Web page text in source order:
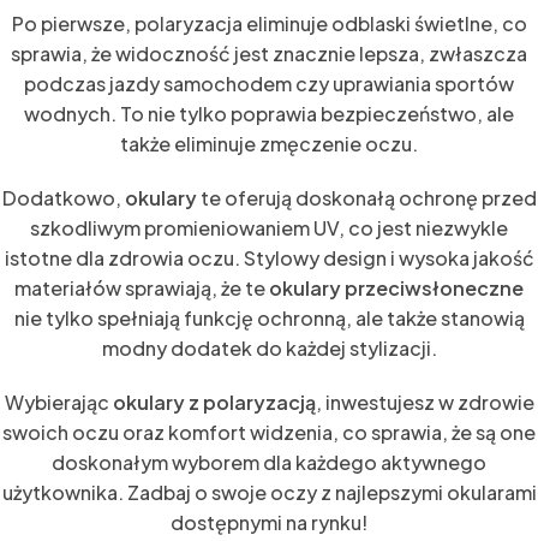
Po pierwsze, polaryzacja eliminuje odblaski świetlne, co
sprawia, że widoczność jest znacznie lepsza, zwłaszcza
podczas jazdy samochodem czy uprawiania sportów
wodnych. To nie tylko poprawia bezpieczeństwo, ale
także eliminuje zmęczenie oczu.
Dodatkowo, okularyte oferują doskonałą ochronę przed
szkodliwym promieniowaniem UV, co jest niezwykle
istotne dla zdrowia oczu. Stylowy design i wysoka jakość
materiałów sprawiają, że teokulary przeciwsłoneczne
nie tylko spełniają funkcję ochronną, ale także stanowią
modny dodatek do każdej stylizacji.
Wybierając okulary z polaryzacją, inwestujesz w zdrowie
swoich oczu oraz komfort widzenia, co sprawia, że są one
doskonałym wyborem dla każdego aktywnego
użytkownika. Zadbaj o swoje oczy z najlepszymi okularami
dostępnymi na rynku!